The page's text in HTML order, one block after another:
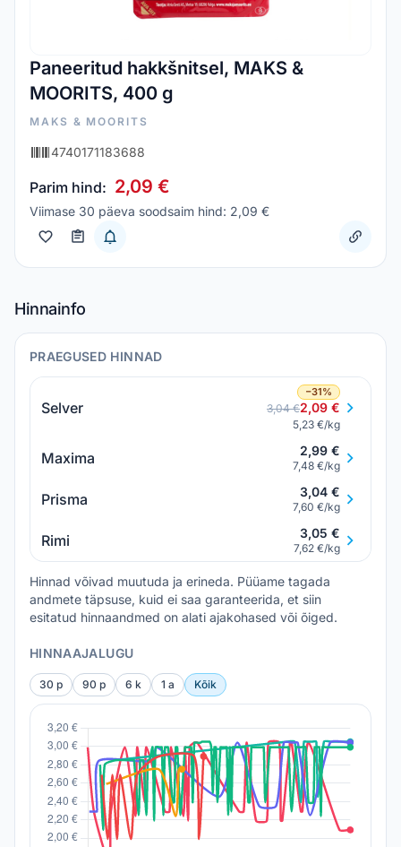
Paneeritud hakkšnitsel, MAKS &
MOORITS, 400 g
MAKS & MOORITS
4740171183688
Parim hind: 2,09 €
Viimase 30 päeva soodsaim hind: 2,09 €
Hinnainfo
PRAEGUSED HINNAD
Selver
−31%
3,04 €2,09 €
5,23 €/kg
Maxima 2,99 €
7,48 €/kg
Prisma 3,04 €
7,60 €/kg
Rimi 3,05 €
7,62 €/kg
Hinnad võivad muutuda ja erineda. Püüame tagada
andmete täpsuse, kuid ei saa garanteerida, et siin
esitatud hinnaandmed on alati ajakohased või õiged.
HINNAAJALUGU
30 p 90 p 6 k 1 a Kõik